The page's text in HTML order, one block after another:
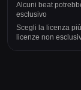
Alcuni beat
esclusivo
Scegli la licenza
licenze non